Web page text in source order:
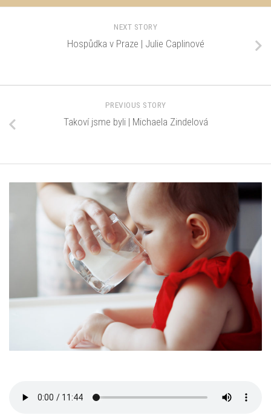
NEXT STORY
Hospůdka v Praze | Julie Caplinové
PREVIOUS STORY
Takoví jsme byli | Michaela Zindelová